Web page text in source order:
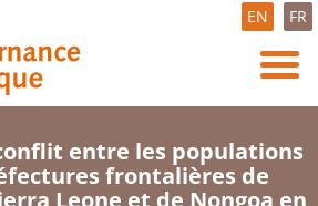
EN FR
entre les populations
frontalières de
Leone et de Nongoa en